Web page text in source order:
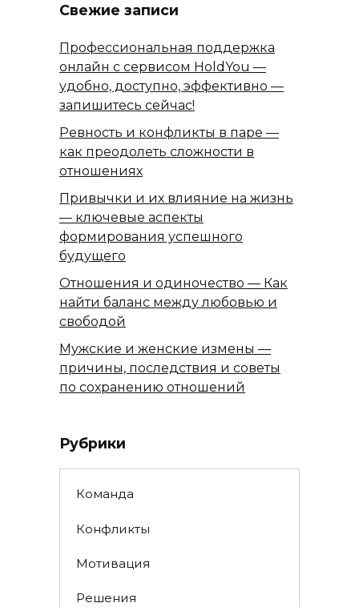
Свежие записи
Профессиональная поддержка
онлайн с сервисом HoldYou —
удобно, доступно, эффективно —
запишитесь сейчас!
Ревность и конфликты в паре —
как преодолеть сложности в
отношениях
Привычки и их влияние на жизнь
— ключевые аспекты
формирования успешного
будущего
Отношения и одиночество — Как
найти баланс между любовью и
свободой
Мужские и женские измены —
причины, последствия и советы
по сохранению отношений
Рубрики
Команда
Конфликты
Мотивация
Решения